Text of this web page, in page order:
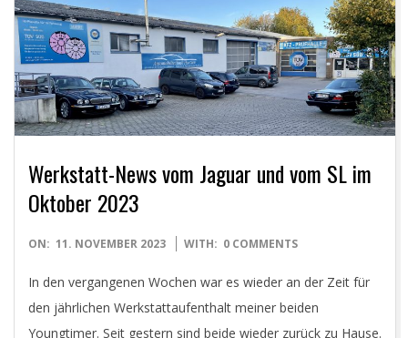
T
Werkstatt-News vom Jaguar und vom SL im
Oktober 2023
2023-
11
ON: 11. NOVEMBER 2023 WITH: 0 COMMENTS
In den vergangenen Wochen war es wieder an der Zeit für
den jährlichen Werkstattaufenthalt meiner beiden
Youngtimer. Seit gestern sind beide wieder zurück zu Hause.